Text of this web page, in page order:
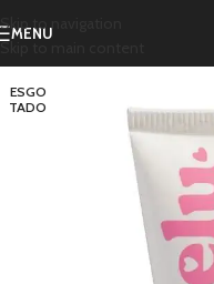
Skip to navigation
Skip to main content
MENU
ESGO
TADO